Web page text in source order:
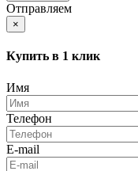
Отправляем
×
Купить в 1 клик
Имя
Телефон
E-mail